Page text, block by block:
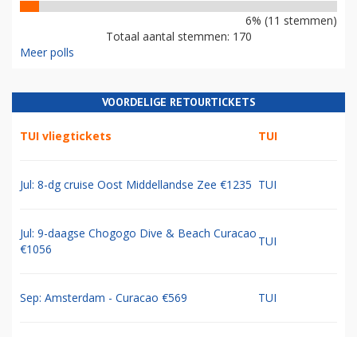
6% (11 stemmen)
Totaal aantal stemmen: 170
Meer polls
VOORDELIGE RETOURTICKETS
TUI vliegtickets TUI
Jul: 8-dg cruise Oost Middellandse Zee €1235 TUI
Jul: 9-daagse Chogogo Dive & Beach Curacao
€1056
TUI
Sep: Amsterdam - Curacao €569 TUI